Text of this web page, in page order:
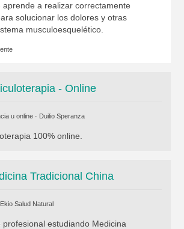
aprende a realizar correctamente
solucionar los dolores y otras
musculoesquelético.
- Online
u online · Duilio Speranza
100% online.
Tradicional China
Salud Natural
estudiando Medicina